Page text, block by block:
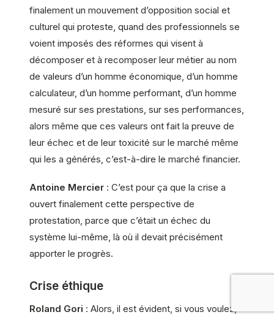
finalement un mouvement d’opposition social et
culturel qui proteste, quand des professionnels se
voient imposés des réformes qui visent à
décomposer et à recomposer leur métier au nom
de valeurs d’un homme économique, d’un homme
calculateur, d’un homme performant, d’un homme
mesuré sur ses prestations, sur ses performances,
alors même que ces valeurs ont fait la preuve de
leur échec et de leur toxicité sur le marché même
qui les a générés, c’est-à-dire le marché financier.
Antoine Mercier : C’est pour ça que la crise a
ouvert finalement cette perspective de
protestation, parce que c’était un échec du
système lui-même, là où il devait précisément
apporter le progrès.
Crise éthique
Roland Gori : Alors, il est évident, si vous voulez,